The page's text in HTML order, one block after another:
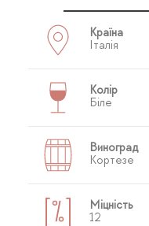
Країна
Італія
Колір
Біле
Виноград
Кортезе
Міцність
12